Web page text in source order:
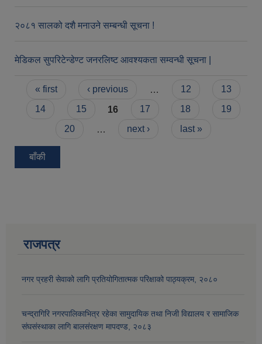
२०८१ सालको दशै मनाउने सम्बन्धी सूचना !
मेडिकल सुपरिटेन्डेण्ट जनरलिष्ट आवश्यकता सम्वन्धी सूचना |
Pages
« first ‹ previous 12
13
14
15 16 17 18
19
20
next › last »
बाँकी
राजपत्र
नगर प्रहरी सेवाको लागि प्रतियोगितात्मक परिक्षाको पाठ्यक्रम, २०८०
चन्द्रागिरि नगरपालिकाभित्र रहेका सामुदायिक तथा निजी विद्यालय र सामाजिक
संघसंस्थाका लागि बालसंरक्षण मापदण्ड, २०८३